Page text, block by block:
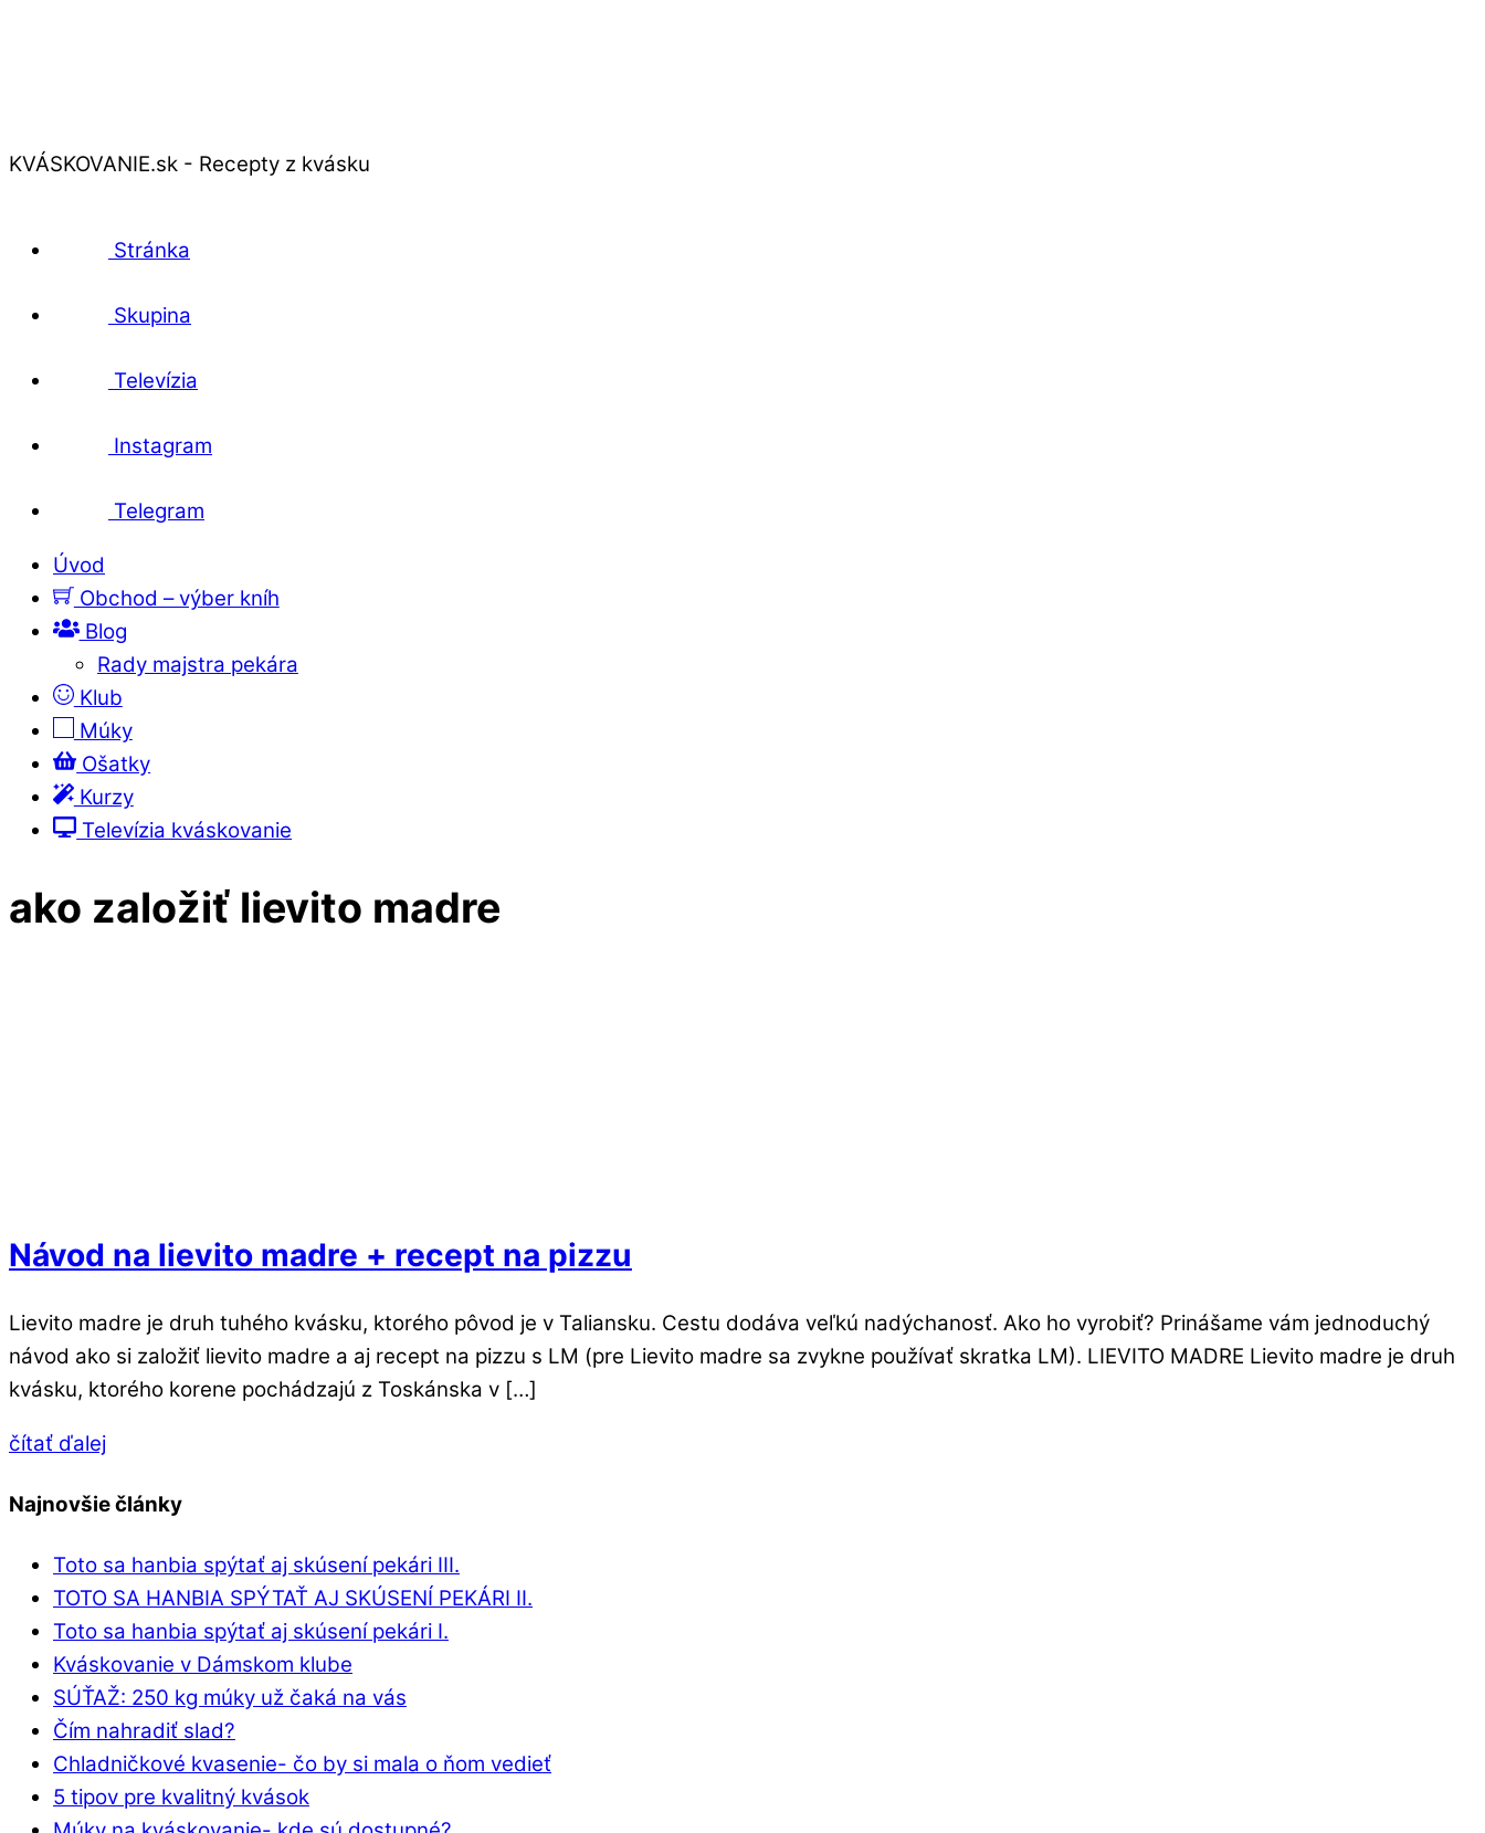
KVÁSKOVANIE.sk - Recepty z kvásku
Stránka
Skupina
Televízia
Instagram
Telegram
Úvod
Obchod – výber kníh
Blog
Rady majstra pekára
Klub
Múky
Ošatky
Kurzy
Televízia kváskovanie
ako založiť lievito madre
Návod na lievito madre + recept na pizzu
Lievito madre je druh tuhého kvásku, ktorého pôvod je v Taliansku. Cestu dodáva veľkú nadýchanosť. Ako ho vyrobiť? Prinášame vám jednoduchý
návod ako si založiť lievito madre a aj recept na pizzu s LM (pre Lievito madre sa zvykne používať skratka LM). LIEVITO MADRE Lievito madre je druh
kvásku, ktorého korene pochádzajú z Toskánska v […]
čítať ďalej
Najnovšie články
Toto sa hanbia spýtať aj skúsení pekári III.
TOTO SA HANBIA SPÝTAŤ AJ SKÚSENÍ PEKÁRI II.
Toto sa hanbia spýtať aj skúsení pekári I.
Kváskovanie v Dámskom klube
SÚŤAŽ: 250 kg múky už čaká na vás
Čím nahradiť slad?
Chladničkové kvasenie- čo by si mala o ňom vedieť
5 tipov pre kvalitný kvások